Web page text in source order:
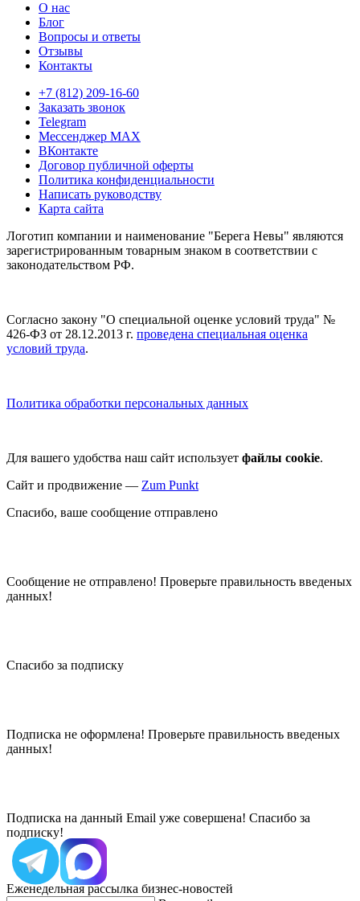
О нас
Блог
Вопросы и ответы
Отзывы
Контакты
+7 (812) 209-16-60
Заказать звонок
Telegram
Мессенджер MAX
ВКонтакте
Договор публичной оферты
Политика конфиденциальности
Написать руководству
Карта сайта
Логотип компании и наименование "Берега Невы" являются
зарегистрированным товарным знаком в соответствии с
законодательством РФ.
Согласно закону "О специальной оценке условий труда" №
426-ФЗ от 28.12.2013 г. проведена специальная оценка
условий труда.
Политика обработки персональных данных
Для вашего удобства наш сайт использует файлы cookie.
Сайт и продвижение — Zum Punkt
Спасибо, ваше сообщение отправлено
Сообщение не отправлено! Проверьте правильность введеных
данных!
Спасибо за подписку
Подписка не оформлена! Проверьте правильность введеных
данных!
Подписка на данный Email уже совершена! Спасибо за
подписку!
Еженедельная рассылка бизнес-новостей